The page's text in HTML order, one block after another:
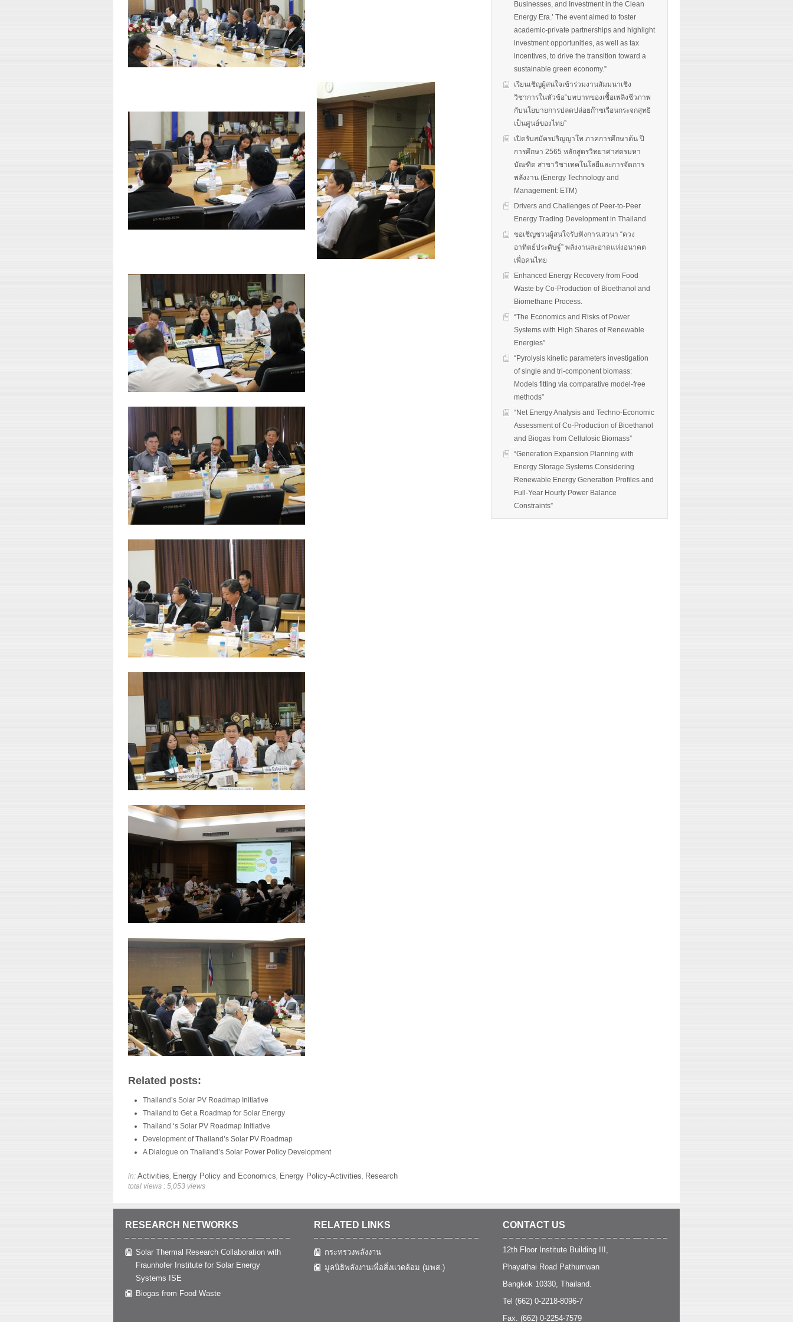
Related posts:
Thailand’s Solar PV Roadmap Initiative
Thailand to Get a Roadmap for Solar Energy
Thailand ‘s Solar PV Roadmap Initiative
Development of Thailand’s Solar PV Roadmap
A Dialogue on Thailand’s Solar Power Policy Development
in: Activities, Energy Policy and Economics, Energy Policy-Activities, Research
total views : 5,053 views
Businesses, and Investment in the Clean
Energy Era.’ The event aimed to foster
academic-private partnerships and highlight
investment opportunities, as well as tax
incentives, to drive the transition toward a
sustainable green economy.”
เรียนเชิญผู้สนใจเข้าร่วมงานสัมมนาเชิง
วิชาการในหัวข้อ“บทบาทของเชื้อเพลิงชีวภาพ
กับนโยบายการปลดปล่อยก๊าซเรือนกระจกสุทธิ
เป็นศูนย์ของไทย”
เปิดรับสมัครปริญญาโท ภาคการศึกษาต้น ปี
การศึกษา 2565 หลักสูตรวิทยาศาสตรมหา
บัณฑิต สาขาวิชาเทคโนโลยีและการจัดการ
พลังงาน (Energy Technology and
Management: ETM)
Drivers and Challenges of Peer-to-Peer
Energy Trading Development in Thailand
ขอเชิญชวนผู้สนใจรับฟังการเสวนา “ดวง
อาทิตย์ประดิษฐ์” พลังงานสะอาดแห่งอนาคต
เพื่อคนไทย
Enhanced Energy Recovery from Food
Waste by Co-Production of Bioethanol and
Biomethane Process.
“The Economics and Risks of Power
Systems with High Shares of Renewable
Energies”
“Pyrolysis kinetic parameters investigation
of single and tri-component biomass:
Models fitting via comparative model-free
methods”
“Net Energy Analysis and Techno-Economic
Assessment of Co-Production of Bioethanol
and Biogas from Cellulosic Biomass”
“Generation Expansion Planning with
Energy Storage Systems Considering
Renewable Energy Generation Profiles and
Full-Year Hourly Power Balance
Constraints”
RESEARCH NETWORKS
Solar Thermal Research Collaboration with
Fraunhofer Institute for Solar Energy
Systems ISE
Biogas from Food Waste
RELATED LINKS
กระทรวงพลังงาน
มูลนิธิพลังงานเพื่อสิ่งแวดล้อม (มพส.)
CONTACT US
12th Floor Institute Building III,
Phayathai Road Pathumwan
Bangkok 10330, Thailand.
Tel (662) 0-2218-8096-7
Fax. (662) 0-2254-7579